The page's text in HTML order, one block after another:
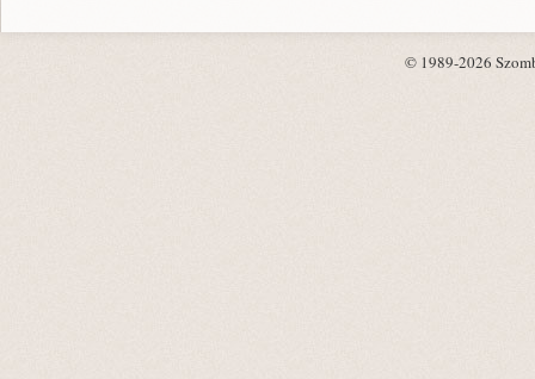
© 1989-2026